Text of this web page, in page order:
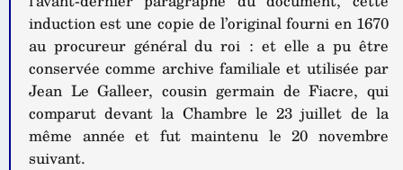
induction est une copie de l’original fourni en 1670
au procureur général du roi : et elle a pu être
conservée comme archive familiale et utilisée par
Jean Le Galleer, cousin germain de Fiacre, qui
comparut devant la Chambre le 23 juillet de la
même année et fut maintenu le 20 novembre
suivant.